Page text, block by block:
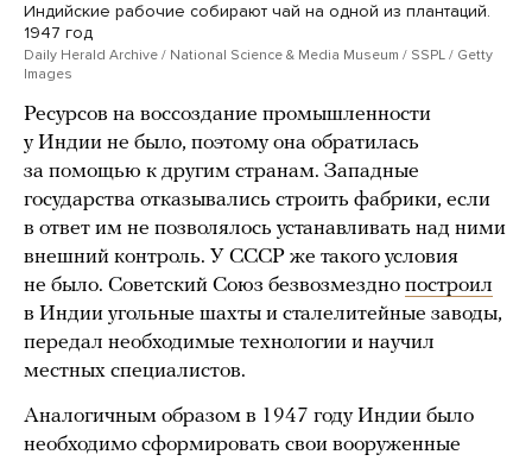
Индийские рабочие собирают чай на одной из плантаций.
1947 год
Daily Herald Archive / National Science & Media Museum / SSPL / Getty
Images
Ресурсов на воссоздание промышленности
у Индии не было, поэтому она обратилась
за помощью к другим странам. Западные
государства отказывались строить фабрики, если
в ответ им не позволялось устанавливать над ними
внешний контроль. У СССР же такого условия
не было. Советский Союз безвозмездно построил
в Индии угольные шахты и сталелитейные заводы,
передал необходимые технологии и научил
местных специалистов.
Аналогичным образом в 1947 году Индии было
необходимо сформировать свои вооруженные